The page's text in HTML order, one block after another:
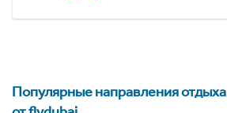
Популярные направления отдыха